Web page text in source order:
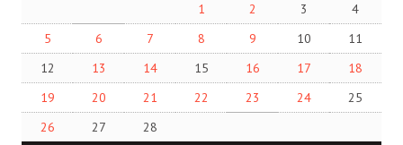
1
2 3
4
5
6 7 8 9 10
11
12
13 14 15 16 17
18
19
20 21 22 23 24
25
26
27 28